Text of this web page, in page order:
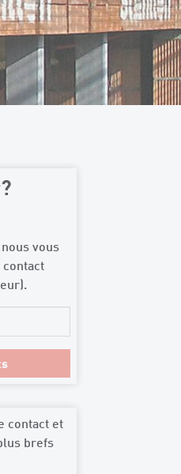
vous
contact
contact et
brefs